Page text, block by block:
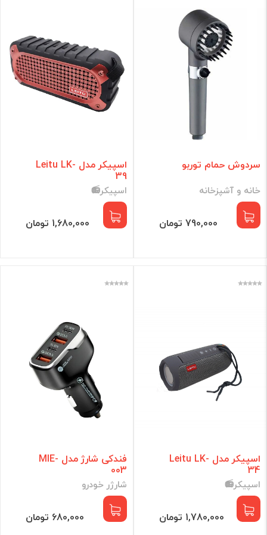
گجت هوشمند
لوازم جانبی
فقط کالاهای موجود
فیلتر براساس قیمت :
تومان سردوش حمام توربو
خانه و آشپزخانه
790,000 تومان
اسپیکر مدل Leitu LK-
39
اسپیکر📻
1,680,000 تومان
اسپیکر مدل Leitu LK-
34
اسپیکر📻
1,780,000 تومان
فندکی شارژ مدل MIE-
003
شارژر خودرو
680,000 تومان